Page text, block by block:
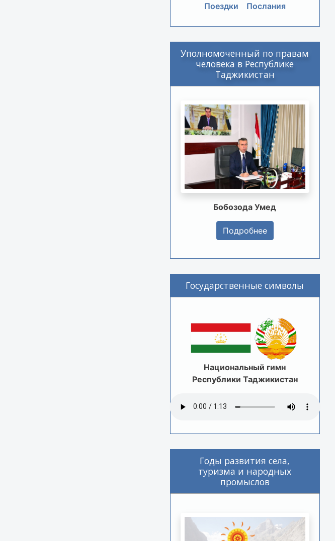
Поездки
Послания
Уполномоченный по правам
человека в Республике
Таджикистан
Бобозода Умед
Подробнее
Государственные символы
Национальный гимн
Республики Таджикистан
Годы развития села,
туризма и народных
промыслов